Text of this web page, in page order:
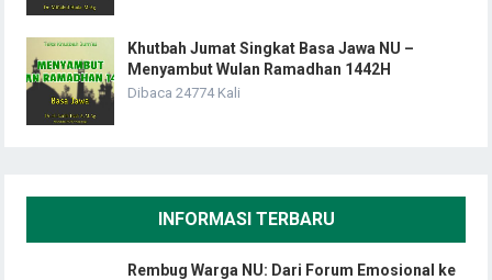
Khutbah Jumat Singkat Basa Jawa NU –
Menyambut Wulan Ramadhan 1442H
Dibaca 24774 Kali
INFORMASI TERBARU
Rembug Warga NU: Dari Forum Emosional ke